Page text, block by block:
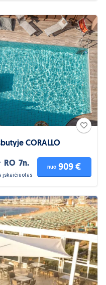
CORALLO
RO 7n.
įskaičiuotas
nuo 909 €